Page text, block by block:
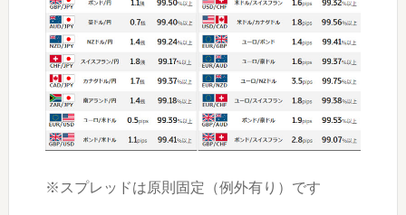
※スプレッドは原則固定（例外有り）です